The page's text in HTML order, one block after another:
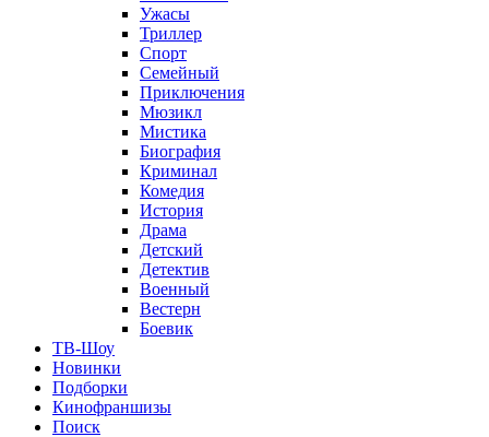
Ужасы
Триллер
Спорт
Семейный
Приключения
Мюзикл
Мистика
Биография
Криминал
Комедия
История
Драма
Детский
Детектив
Военный
Вестерн
Боевик
ТВ-Шоу
Новинки
Подборки
Кинофраншизы
Поиск